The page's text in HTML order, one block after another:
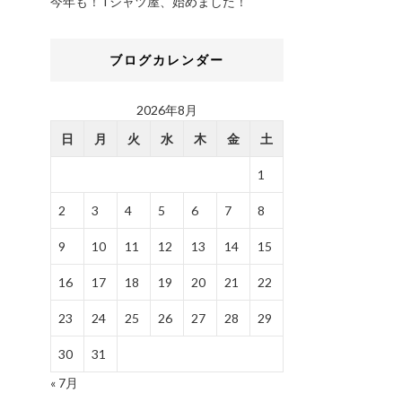
ブログカレンダー
2026年8月
日
月 火 水 木 金 土
1
2 3 4 5 6 7 8
9 10 11 12 13 14 15
16 17 18 19 20 21 22
23 24 25 26 27 28 29
30
31
« 7月